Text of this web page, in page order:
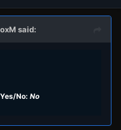
said:
No: No